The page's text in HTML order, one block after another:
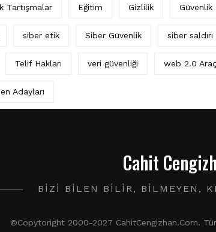
Tartışmalar Eğitim Gizlilik Güvenlik
siber etik Siber Güvenlik siber saldırı
Telif Hakları veri güvenliği web 2.0
Adayları
Cahit
BIZI BILEN BILIR, BILMEYEN,
©Copytoright 2000-2027 CahitCengizhan.Com.